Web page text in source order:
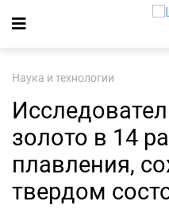
Наука и технологии
золото в 14
плавления,
твердом